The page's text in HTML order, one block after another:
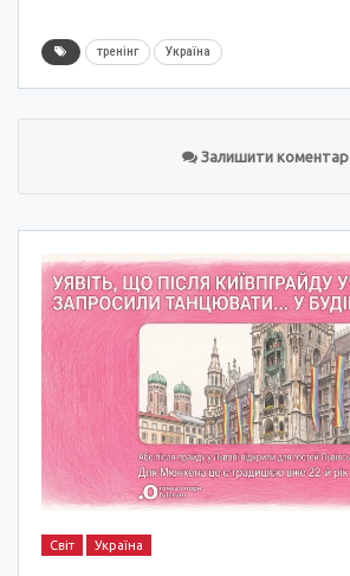
тренінг Україна
Залишити коментар
Світ Україна